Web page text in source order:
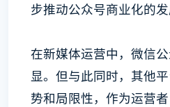
步推动公众号商业化的发
在新媒体运营中，微信
显。但与此同时，其他
势和局限性，作为运营